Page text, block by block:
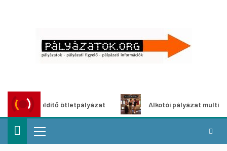
ötletpályázat Alkotói pályázat multimédia-